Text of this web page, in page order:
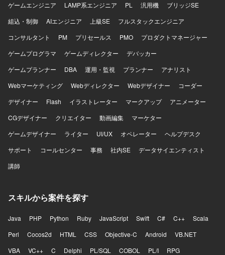
ゲームエンジニア
LAMP系エンジニア PL 汎用機
ブリッジSE
組込・制御
AIエンジニア 上級SE
フルスタックエンジニア
コンサルタント
PM プリセールス PMO
プロダクトマネージャー
ゲームプログラマ
ゲームディレクター
デバッカー
ゲームプランナー
DBA 運用・監視 プランナー
アナリスト
Webマーケティング
Webディレクター Webデザイナー
コーダー
デザイナー
Flash イラストレーター マークアップ
アニメーター
CGデザイナー
クリエイター 動画編集
マーケター
ゲームデザイナー
ライター UI/UX オペレーター
ヘルプデスク
サポート
コールセンター 事務 社内SE
データサイエンティスト
講師
スキルから案件を探す
Java PHP Python Ruby JavaScript Swift C# C++
Scala
Perl
Cocos2d HTML CSS Objective-C Android
VB.NET
VBA
VC++ C Delphi PL/SQL COBOL PL/I
RPG